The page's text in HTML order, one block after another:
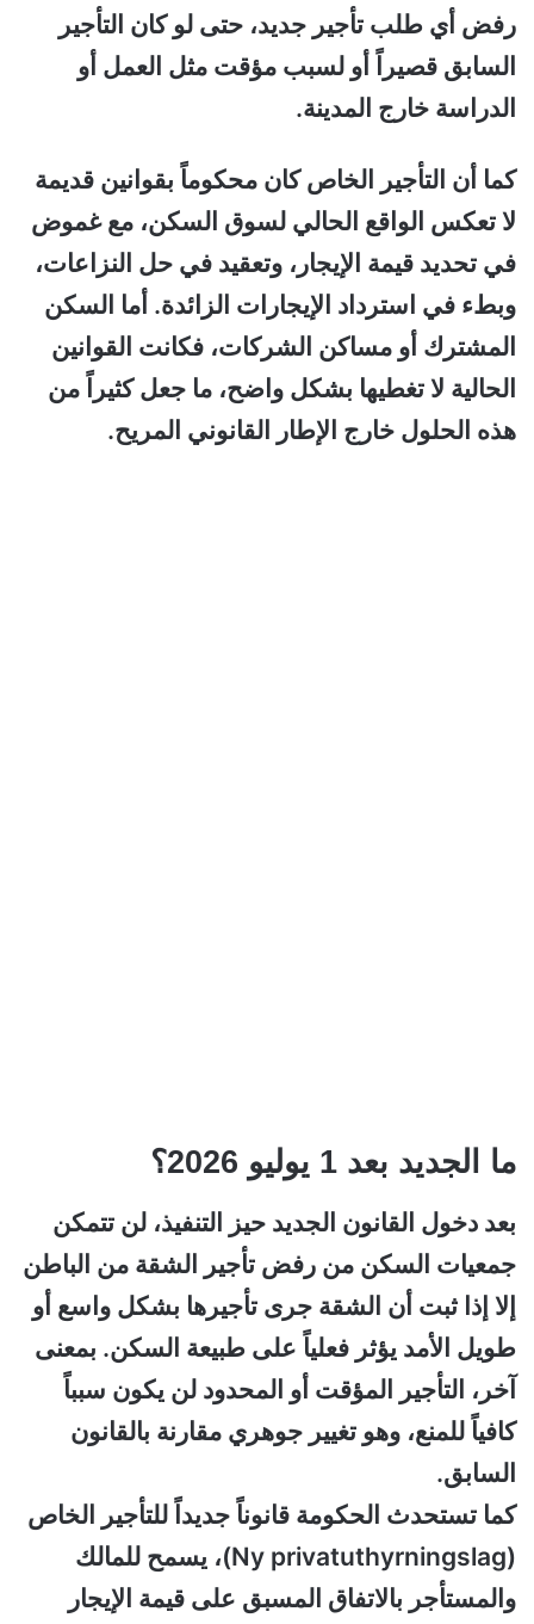
رفض أي طلب تأجير جديد، حتى لو كان التأجير
السابق قصيراً أو لسبب مؤقت مثل العمل أو
الدراسة خارج المدينة.
كما أن التأجير الخاص كان محكوماً بقوانين قديمة
لا تعكس الواقع الحالي لسوق السكن، مع غموض
في تحديد قيمة الإيجار، وتعقيد في حل النزاعات،
وبطء في استرداد الإيجارات الزائدة. أما السكن
المشترك أو مساكن الشركات، فكانت القوانين
الحالية لا تغطيها بشكل واضح، ما جعل كثيراً من
هذه الحلول خارج الإطار القانوني المريح.
ما الجديد بعد 1 يوليو 2026؟
بعد دخول القانون الجديد حيز التنفيذ، لن تتمكن
جمعيات السكن من رفض تأجير الشقة من الباطن
إلا إذا ثبت أن الشقة جرى تأجيرها بشكل واسع أو
طويل الأمد يؤثر فعلياً على طبيعة السكن. بمعنى
آخر، التأجير المؤقت أو المحدود لن يكون سبباً
كافياً للمنع، وهو تغيير جوهري مقارنة بالقانون
السابق.
كما تستحدث الحكومة قانوناً جديداً للتأجير الخاص
(Ny privatuthyrningslag)، يسمح للمالك
والمستأجر بالاتفاق المسبق على قيمة الإيجار